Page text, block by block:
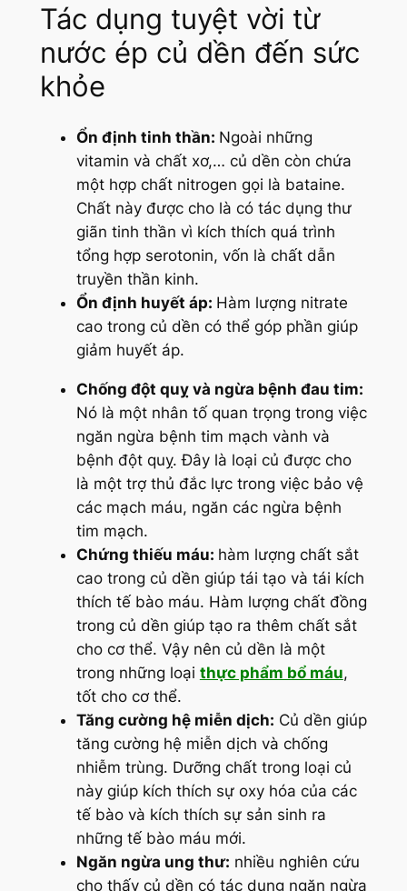
Tác dụng tuyệt vời từ
nước ép củ dền đến sức
khỏe
Ổn định tinh thần: Ngoài những
vitamin và chất xơ,… củ dền còn chứa
một hợp chất nitrogen gọi là bataine.
Chất này được cho là có tác dụng thư
giãn tinh thần vì kích thích quá trình
tổng hợp serotonin, vốn là chất dẫn
truyền thần kinh.
Ổn định huyết áp: Hàm lượng nitrate
cao trong củ dền có thể góp phần giúp
giảm huyết áp.
Chống đột quỵ và ngừa bệnh đau tim:
Nó là một nhân tố quan trọng trong việc
ngăn ngừa bệnh tim mạch vành và
bệnh đột quỵ. Đây là loại củ được cho
là một trợ thủ đắc lực trong việc bảo vệ
các mạch máu, ngăn các ngừa bệnh
tim mạch.
Chứng thiếu máu: hàm lượng chất sắt
cao trong củ dền giúp tái tạo và tái kích
thích tế bào máu. Hàm lượng chất đồng
trong củ dền giúp tạo ra thêm chất sắt
cho cơ thể. Vậy nên củ dền là một
trong những loại thực phẩm bổ máu,
tốt cho cơ thể.
Tăng cường hệ miễn dịch: Củ dền giúp
tăng cường hệ miễn dịch và chống
nhiễm trùng. Dưỡng chất trong loại củ
này giúp kích thích sự oxy hóa của các
tế bào và kích thích sự sản sinh ra
những tế bào máu mới.
Ngăn ngừa ung thư: nhiều nghiên cứu
cho thấy củ dền có tác dụng ngăn ngừa